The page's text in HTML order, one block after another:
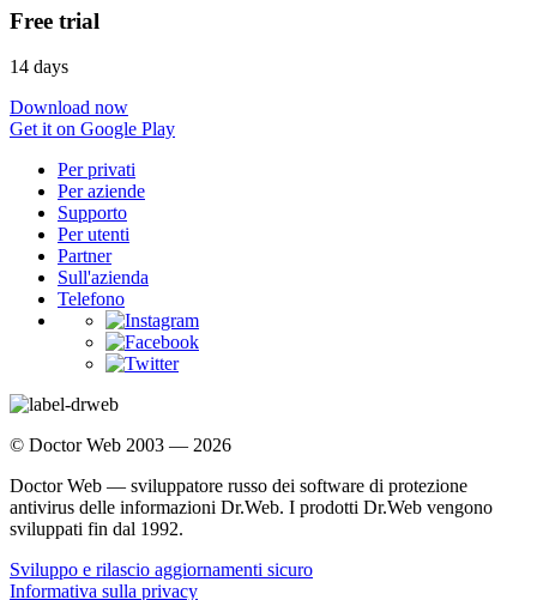
Free trial
14 days
Download now
Get it on Google Play
Per privati
Per aziende
Supporto
Per utenti
Partner
Sull'azienda
Telefono
© Doctor Web 2003 — 2026
Doctor Web — sviluppatore russo dei software di protezione
antivirus delle informazioni Dr.Web. I prodotti Dr.Web vengono
sviluppati fin dal 1992.
Sviluppo e rilascio aggiornamenti sicuro
Informativa sulla privacy